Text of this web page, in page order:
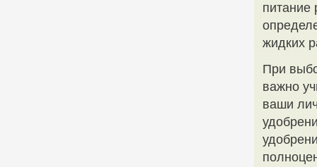
питание
жидких
При
важно
ваши